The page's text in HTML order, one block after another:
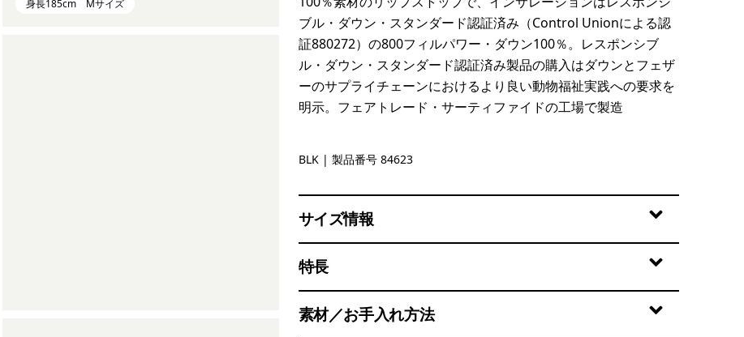
身長185cm Mサイズ
ブル・ダウン・スタンダード認証済み（Control Unionによる認
証880272）の800フィルパワー・ダウン100％。レスポンシブ
ル・ダウン・スタンダード認証済み製品の購入はダウンとフェザ
ーのサプライチェーンにおけるより良い動物福祉実践への要求を
明示。フェアトレード・サーティファイドの工場で製造
Black
BLK | 製品番号 84623
サイズ情報
特長
素材／お手入れ方法